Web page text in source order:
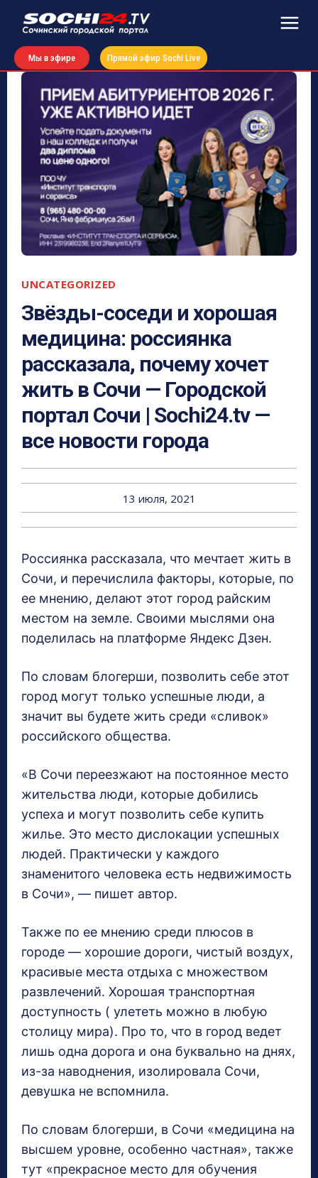
Мы в эфире Прямой эфир Sochi Live
UNCATEGORIZED
Звёзды-соседи и хорошая
медицина: россиянка
рассказала, почему хочет
жить в Сочи — Городской
портал Сочи | Sochi24.tv —
все новости города
13 июля, 2021
Россиянка рассказала, что мечтает жить в
Сочи, и перечислила факторы, которые, по
ее мнению, делают этот город райским
местом на земле. Своими мыслями она
поделилась на платформе Яндекс Дзен.
По словам блогерши, позволить себе этот
город могут только успешные люди, а
значит вы будете жить среди «сливок»
российского общества.
«В Сочи переезжают на постоянное место
жительства люди, которые добились
успеха и могут позволить себе купить
жилье. Это место дислокации успешных
людей. Практически у каждого
знаменитого человека есть недвижимость
в Сочи», — пишет автор.
Также по ее мнению среди плюсов в
городе — хорошие дороги, чистый воздух,
красивые места отдыха с множеством
развлечений. Хорошая транспортная
доступность ( улететь можно в любую
столицу мира). Про то, что в город ведет
лишь одна дорога и она буквально на днях,
из-за наводнения, изолировала Сочи,
девушка не вспомнила.
По словам блогерши, в Сочи «медицина на
высшем уровне, особенно частная», также
тут «прекрасное место для обучения